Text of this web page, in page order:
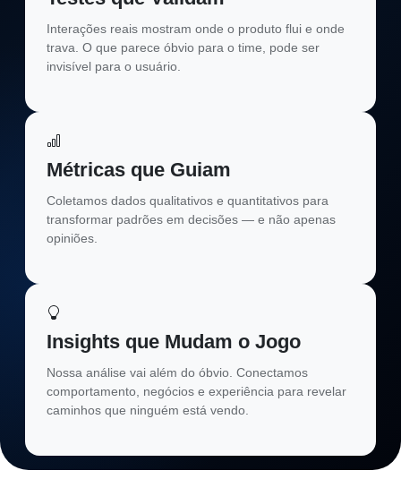
Interações reais mostram onde o produto flui e onde
trava. O que parece óbvio para o time, pode ser
invisível para o usuário.
Métricas que Guiam
Coletamos dados qualitativos e quantitativos para
transformar padrões em decisões — e não apenas
opiniões.
Insights que Mudam o Jogo
Nossa análise vai além do óbvio. Conectamos
comportamento, negócios e experiência para revelar
caminhos que ninguém está vendo.